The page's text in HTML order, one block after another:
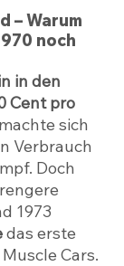
– Warum
noch
in den
Cent pro
sich
Verbrauch
Doch
1973
das erste
Cars.